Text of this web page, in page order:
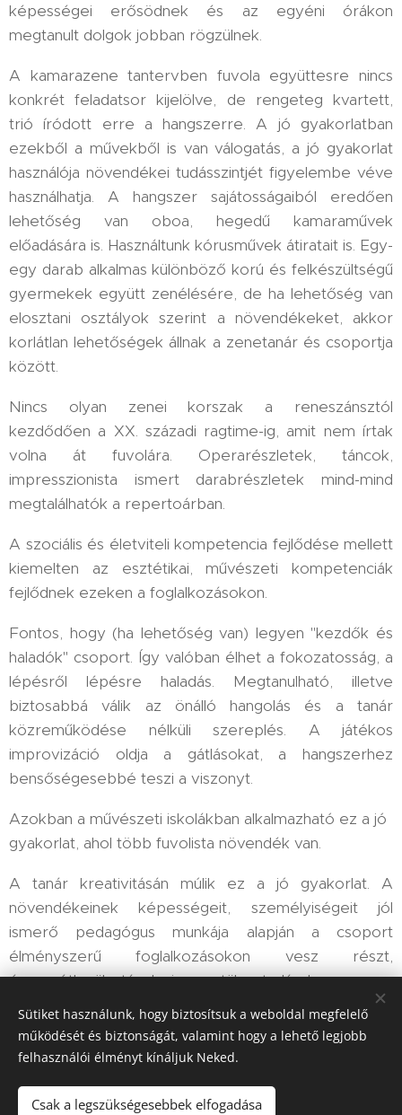
képességei erősödnek és az egyéni órákon
megtanult dolgok jobban rögzülnek.
A kamarazene tantervben fuvola együttesre nincs
konkrét feladatsor kijelölve, de rengeteg kvartett,
trió íródott erre a hangszerre. A jó gyakorlatban
ezekből a művekből is van válogatás, a jó gyakorlat
használója növendékei tudásszintjét figyelembe véve
használhatja. A hangszer sajátosságaiból eredően
lehetőség van oboa, hegedű kamaraművek
előadására is. Használtunk kórusművek átiratait is. Egy-
egy darab alkalmas különböző korú és felkészültségű
gyermekek együtt zenélésére, de ha lehetőség van
elosztani osztályok szerint a növendékeket, akkor
korlátlan lehetőségek állnak a zenetanár és csoportja
között.
Nincs olyan zenei korszak a reneszánsztól
kezdődően a XX. századi ragtime-ig, amit nem írtak
volna át fuvolára. Operarészletek, táncok,
impresszionista ismert darabrészletek mind-mind
megtalálhatók a repertoárban.
A szociális és életviteli kompetencia fejlődése mellett
kiemelten az esztétikai, művészeti kompetenciák
fejlődnek ezeken a foglalkozásokon.
Fontos, hogy (ha lehetőség van) legyen "kezdők és
haladók" csoport. Így valóban élhet a fokozatosság, a
lépésről lépésre haladás. Megtanulható, illetve
biztosabbá válik az önálló hangolás és a tanár
közreműködése nélküli szereplés. A játékos
improvizáció oldja a gátlásokat, a hangszerhez
bensőségesebbé teszi a viszonyt.
Azokban a művészeti iskolákban alkalmazható ez a jó
gyakorlat, ahol több fuvolista növendék van.
A tanár kreativitásán múlik ez a jó gyakorlat. A
növendékeinek képességeit, személyiségeit jól
ismerő pedagógus munkája alapján a csoport
élményszerű foglalkozásokon vesz részt,
észrevétlenül tágul ismeretük, tudásuk a zene
világáról.
jógyakorlat célja:
Sütiket használunk, hogy biztosítsuk a weboldal megfelelő
működését és biztonságát, valamint hogy a lehető legjobb
felhasználói élményt kínáljuk Neked.
Csak a legszükségesebbek elfogadása